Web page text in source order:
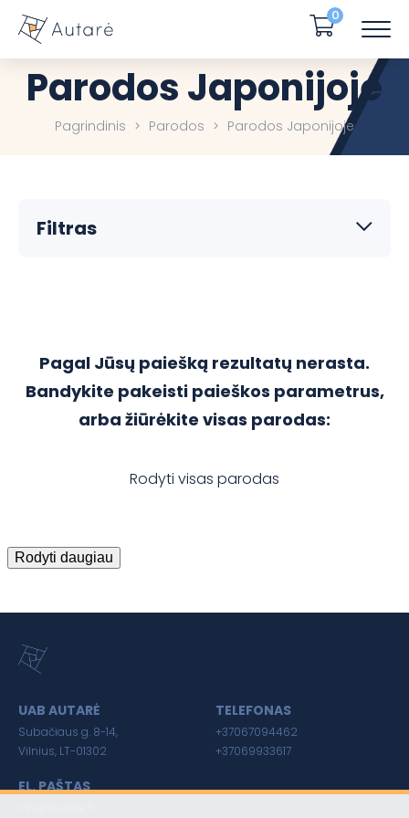
0
Parodos Japonijoje
Pagrindinis Parodos Parodos Japonijoje
Filtras
Pagal Jūsų paiešką rezultatų nerasta.
Bandykite pakeisti paieškos parametrus,
arba žiūrėkite visas parodas:
Rodyti visas parodas
Rodyti daugiau
UAB AUTARĖ
Subačiaus g. 8-14,
Vilnius, LT-01302
TELEFONAS
+37067094462
+37069933617
EL. PAŠTAS